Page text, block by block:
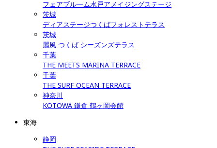
フェアブルーム水戸アメイジングステージ
茨城
ディアステージつくばフォレストテラス
茨城
麗風 つくば シーズンズテラス
千葉
THE MEETS MARINA TERRACE
千葉
THE SURF OCEAN TERRACE
神奈川
KOTOWA 鎌倉 鶴ヶ岡会館
東海
静岡